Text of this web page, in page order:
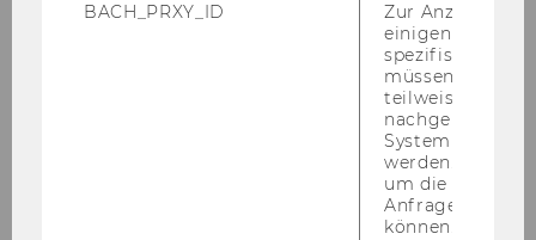
BACH_PRXY_ID
Zur Anzeige von
einigen WU-
spezifischen
müssen
teilweise von
nachgelagerten
System
werden.
um die Antwort
Anfrage
können.